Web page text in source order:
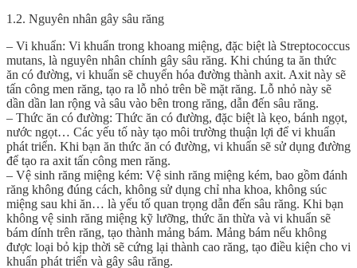
1.2. Nguyên nhân gây sâu răng
– Vi khuẩn: Vi khuẩn trong khoang miệng, đặc biệt là Streptococcus
mutans, là nguyên nhân chính gây sâu răng. Khi chúng ta ăn thức
ăn có đường, vi khuẩn sẽ chuyển hóa đường thành axit. Axit này sẽ
tấn công men răng, tạo ra lỗ nhỏ trên bề mặt răng. Lỗ nhỏ này sẽ
dần dần lan rộng và sâu vào bên trong răng, dẫn đến sâu răng.
– Thức ăn có đường: Thức ăn có đường, đặc biệt là kẹo, bánh ngọt,
nước ngọt… Các yếu tố này tạo môi trường thuận lợi để vi khuẩn
phát triển. Khi bạn ăn thức ăn có đường, vi khuẩn sẽ sử dụng đường
để tạo ra axit tấn công men răng.
– Vệ sinh răng miệng kém: Vệ sinh răng miệng kém, bao gồm đánh
răng không đúng cách, không sử dụng chỉ nha khoa, không súc
miệng sau khi ăn… là yếu tố quan trọng dẫn đến sâu răng. Khi bạn
không vệ sinh răng miệng kỹ lưỡng, thức ăn thừa và vi khuẩn sẽ
bám dính trên răng, tạo thành mảng bám. Mảng bám nếu không
được loại bỏ kịp thời sẽ cứng lại thành cao răng, tạo điều kiện cho vi
khuẩn phát triển và gây sâu răng.